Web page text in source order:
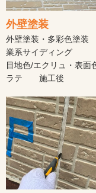
外壁塗装
外壁塗装・多彩色
業系サイディング
目地色/エクリュ・表面
ラテ 施工後